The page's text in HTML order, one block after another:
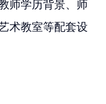
师学历背景、师
术教室等配套设